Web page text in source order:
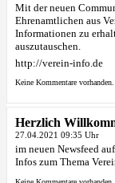
Mit der neuen
Ehrenamtlichen aus
Informationen zu
auszutauschen.
http://verein-info.de
Keine Kommentare vorhanden.
Herzlich
27.04.2021 09:35 Uhr
im neuen Newsfeed
Infos zum Thema